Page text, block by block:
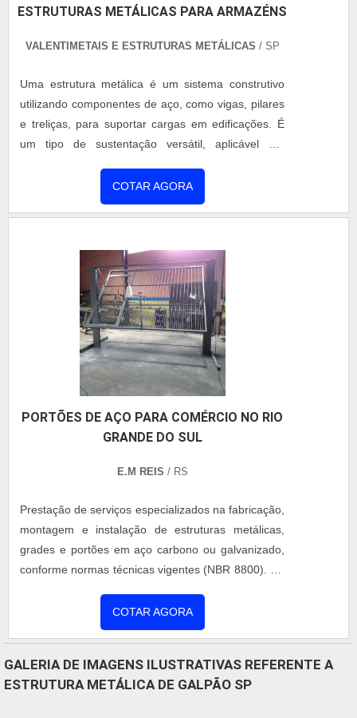
ESTRUTURAS METÁLICAS PARA ARMAZÉNS
VALENTIMETAIS E ESTRUTURAS METÁLICAS / SP
Uma estrutura metálica é um sistema construtivo
utilizando componentes de aço, como vigas, pilares
e treliças, para suportar cargas em edificações. É
um tipo de sustentação versátil, aplicável em
estruturas industriais. A montagem rápida e a
flexibilidade para adaptações são algumas das
COTAR AGORA
PORTÕES DE AÇO PARA COMÉRCIO NO RIO
GRANDE DO SUL
E.M REIS / RS
Prestação de serviços especializados na fabricação,
montagem e instalação de estruturas metálicas,
grades e portões em aço carbono ou galvanizado,
conforme normas técnicas vigentes (NBR 8800). Os
de modelagem estrutural, garantindo precisão e
segurança. As soluções podem incluir pintura
específicos, conforme a necessidade do cliente.
COTAR AGORA
GALERIA DE IMAGENS ILUSTRATIVAS REFERENTE A
ESTRUTURA METÁLICA DE GALPÃO SP